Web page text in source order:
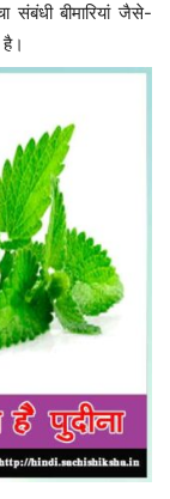
संबंधी बीमारियां जैसे-